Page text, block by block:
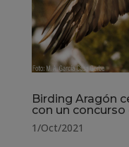
Birding Aragón
con un concurso
1/Oct/2021